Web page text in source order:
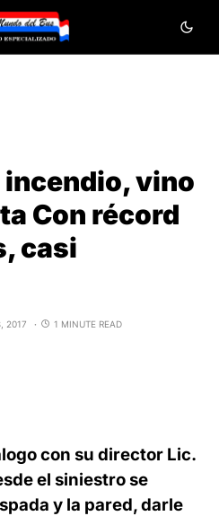
incendio, vino
Con récord
casi
2017
1 MINUTE READ
con su director Lic.
el siniestro se
y la pared, darle